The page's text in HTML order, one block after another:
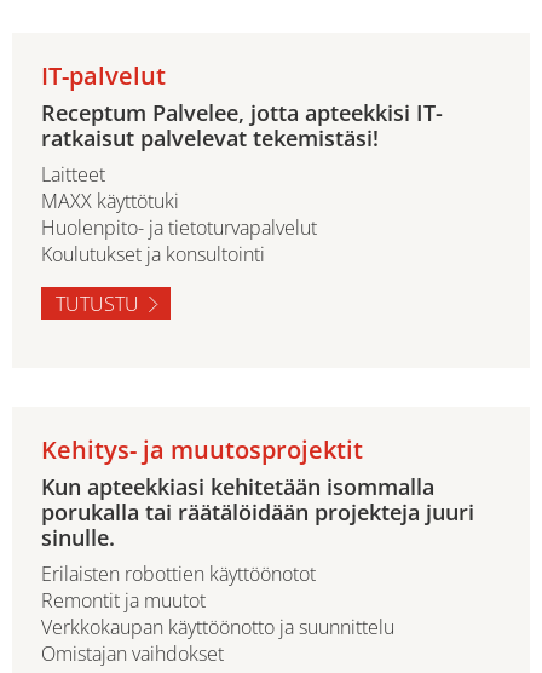
IT-palvelut
Receptum Palvelee, jotta apteekkisi IT-
ratkaisut palvelevat tekemistäsi!
Laitteet
MAXX käyttötuki
Huolenpito- ja tietoturvapalvelut
Koulutukset ja konsultointi
TUTUSTU
Kehitys- ja muutosprojektit
Kun apteekkiasi kehitetään isommalla
porukalla tai räätälöidään projekteja juuri
sinulle.
Erilaisten robottien käyttöönotot
Remontit ja muutot
Verkkokaupan käyttöönotto ja suunnittelu
Omistajan vaihdokset